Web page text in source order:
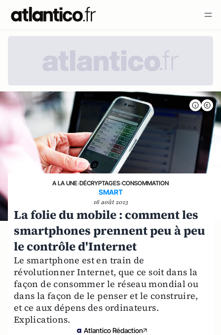
A LA UNE›DÉCRYPTAGES›CONSOMMATION
SMART
16 août 2013
La folie du mobile : comment les
smartphones prennent peu à peu
le contrôle d'Internet
Le smartphone est en train de
révolutionner Internet, que ce soit dans la
façon de consommer le réseau mondial ou
dans la façon de le penser et le construire,
et ce aux dépens des ordinateurs.
Explications.
Atlantico Rédaction